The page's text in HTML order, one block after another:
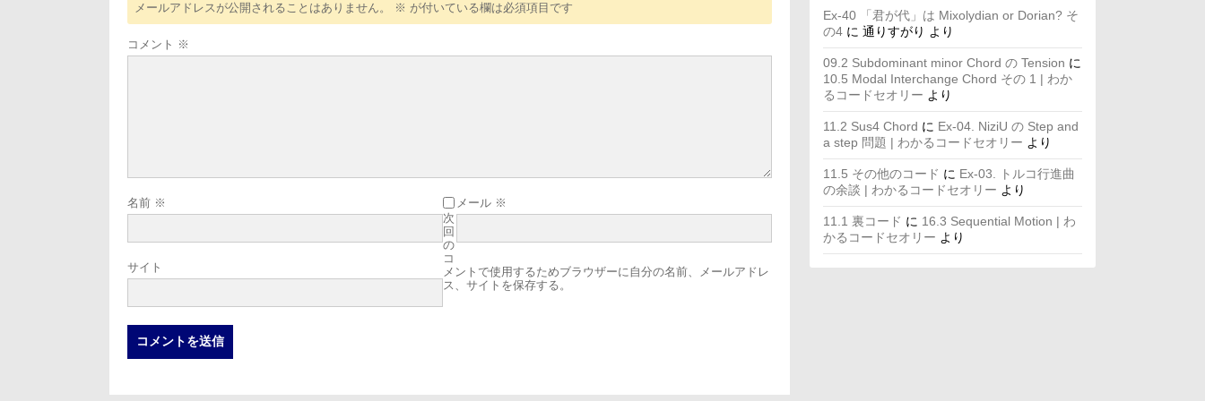
メールアドレスが公開されることはありません。 ※ が付いている欄は必須項目です
コメント ※
名前 ※ メール ※
サイト
次
回
の
コ
メントで使用するためブラウザーに自分の名前、メールアドレ
ス、サイトを保存する。
Ex-40 「君が代」は Mixolydian or Dorian? そ
の4 に 通りすがり より
09.2 Subdominant minor Chord の Tension に
10.5 Modal Interchange Chord その 1 | わか
るコードセオリー より
11.2 Sus4 Chord に Ex-04. NiziU の Step and
a step 問題 | わかるコードセオリー より
11.5 その他のコード に Ex-03. トルコ行進曲
の余談 | わかるコードセオリー より
11.1 裏コード に 16.3 Sequential Motion | わ
かるコードセオリー より